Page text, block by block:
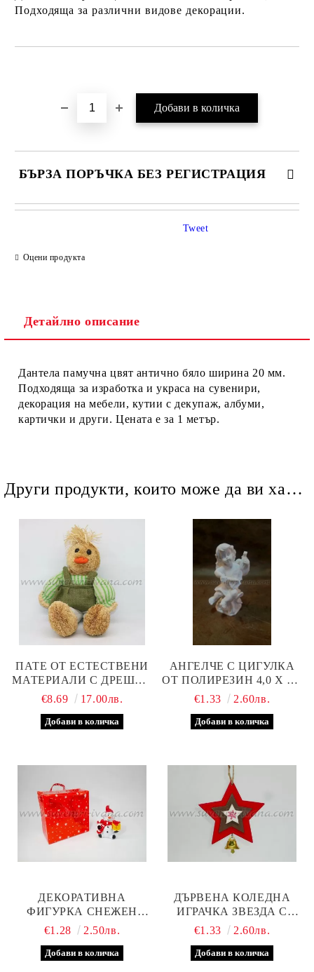
Подходяща за различни видове декорации.
БЪРЗА ПОРЪЧКА БЕЗ РЕГИСТРАЦИЯ
Оцени продукта
Tweet
Детайлно описание
Дантела памучна цвят антично бяло ширина 20 мм.
Подходяща за изработка и украса на сувенири,
декорация на мебели, кутии с декупаж, албуми,
картички и други. Цената е за 1 метър.
Други продукти, които може да ви харесат
ПАТЕ ОТ ЕСТЕСТВЕНИ
МАТЕРИАЛИ С ДРЕШКИ
45 СМ
€8.69 17.00лв.
АНГЕЛЧЕ С ЦИГУЛКА
ОТ ПОЛИРЕЗИН 4,0 Х 7,5
СМ.
€1.33 2.60лв.
ДЕКОРАТИВНА
ФИГУРКА СНЕЖЕН
ЧОВЕК С ПОДАРЪК
€1.28 2.50лв.
ДЪРВЕНА КОЛЕДНА
ИГРАЧКА ЗВЕЗДА С
КАМБАНКА
€1.33 2.60лв.